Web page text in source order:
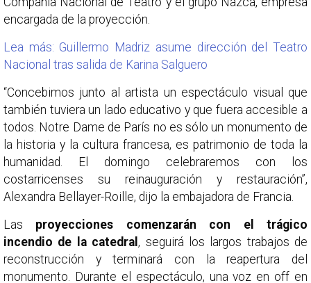
encargada de la proyección.
Lea más: Guillermo Madriz asume dirección del Teatro
Nacional tras salida de Karina Salguero
“Concebimos junto al artista un espectáculo visual que
también tuviera un lado educativo y que fuera accesible a
todos. Notre Dame de París no es sólo un monumento de
la historia y la cultura francesa, es patrimonio de toda la
humanidad. El domingo celebraremos con los
costarricenses su reinauguración y restauración”,
Alexandra Bellayer-Roille, dijo la embajadora de Francia.
Las proyecciones comenzarán con el trágico
incendio de la catedral, seguirá los largos trabajos de
reconstrucción y terminará con la reapertura del
monumento. Durante el espectáculo, una voz en off en